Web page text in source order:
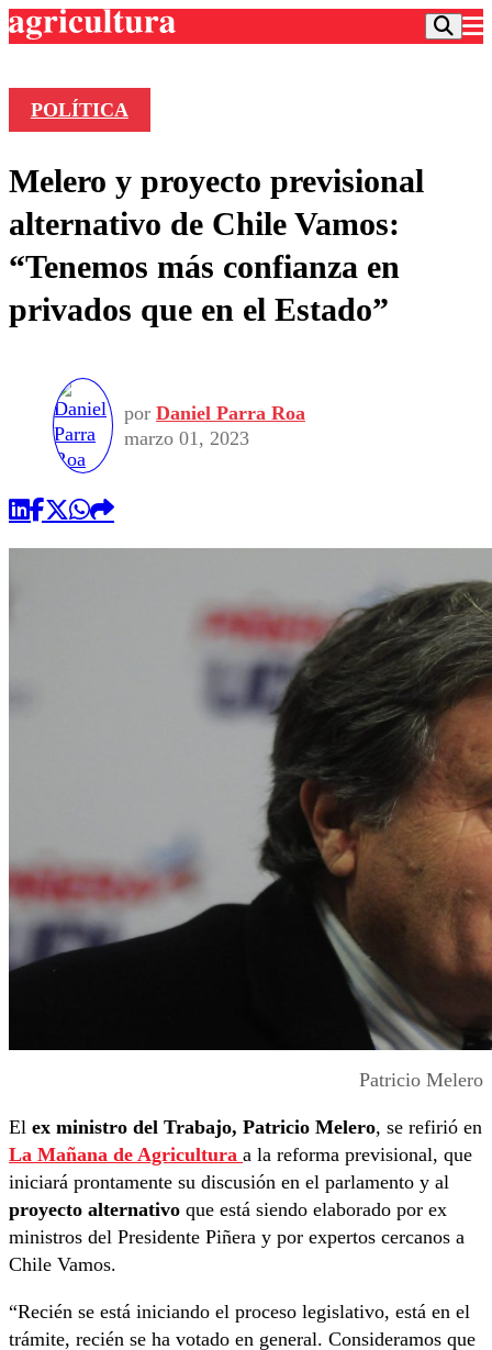
Frecuencias
Agricultura TV
Deportes
Colo Colo
Motor
Torneo Nacional
Universidad Católica
Entretención
Nacional
Política
Vida Social
Programas
Comercial
POLÍTICA
Melero y proyecto previsional
alternativo de Chile Vamos:
“Tenemos más confianza en
privados que en el Estado”
por Daniel Parra Roa
marzo 01, 2023
Patricio Melero
El ex ministro del Trabajo, Patricio Melero, se refirió en
La Mañana de Agricultura a la reforma previsional, que
iniciará prontamente su discusión en el parlamento y al
proyecto alternativo que está siendo elaborado por ex
ministros del Presidente Piñera y por expertos cercanos a
Chile Vamos.
“Recién se está iniciando el proceso legislativo, está en el
trámite, recién se ha votado en general. Consideramos que